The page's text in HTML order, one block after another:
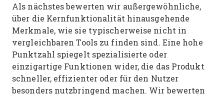
Als nächstes bewerten wir außergewöhnliche,
über die Kernfunktionalität hinausgehende
Merkmale, wie sie typischerweise nicht in
vergleichbaren Tools zu finden sind. Eine hohe
Punktzahl spiegelt spezialisierte oder
einzigartige Funktionen wider, die das Produkt
schneller, effizienter oder für den Nutzer
besonders nutzbringend machen. Wir bewerten